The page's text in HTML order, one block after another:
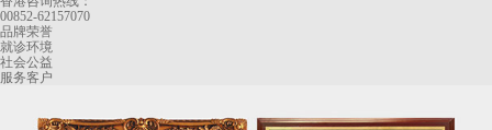
00852-62157070
品牌荣誉
就诊环境
社会公益
服务客户